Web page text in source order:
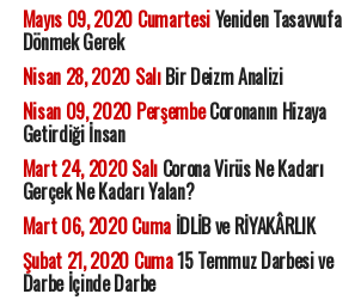
Mayıs 09, 2020 CumartesiYeniden Tasavvufa
Dönmek Gerek
Nisan 28, 2020 SalıBir Deizm Analizi
Nisan 09, 2020 PerşembeCoronanın Hizaya
Getirdiği İnsan
Mart 24, 2020 SalıCorona Virüs Ne Kadarı
Gerçek Ne Kadarı Yalan?
Mart 06, 2020 CumaİDLİB ve RİYAKÂRLIK
Şubat 21, 2020 Cuma15 Temmuz Darbesi ve
Darbe İçinde Darbe